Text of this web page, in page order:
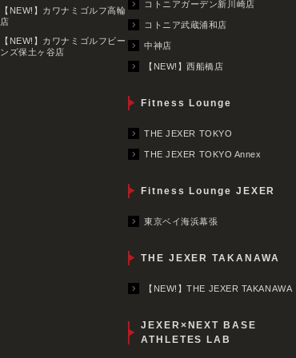
【NEW!】カワナミゴルフ高輪
店
【NEW!】カワナミゴルフビー
ンズ保土ヶ谷店
コトニアガーデン新川崎店
コトニア武蔵浦和店
中神店
【NEW!】西船橋店
Fitness Lounge
THE JEXER TOKYO
THE JEXER TOKYO Annex
Fitness Lounge JEXER
東京ベイ海浜幕張
THE JEXER TAKANAWA
【NEW!】THE JEXER TAKANAWA
JEXER×NEXT BASE
ATHLETES LAB